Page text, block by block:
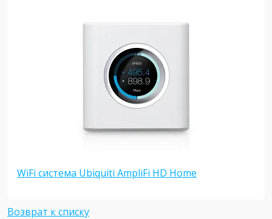
WiFi система Ubiquiti AmpliFi HD Home
Возврат к списку